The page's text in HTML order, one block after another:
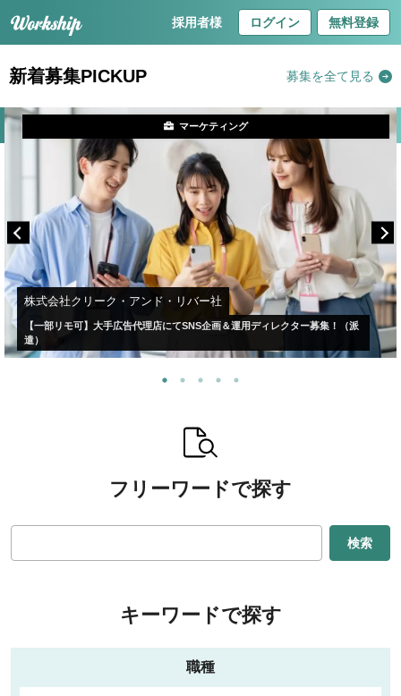
採用者様 ログイン 無料登録
新着募集PICKUP 募集を全て見る
株式会社クリーク・アンド・リバー社
【一部リモ可】大手広告代理店にてSNS企画＆運用ディレクター募集！（派
遣）
マーケティング
フリーワードで探す
検索
キーワードで探す
職種